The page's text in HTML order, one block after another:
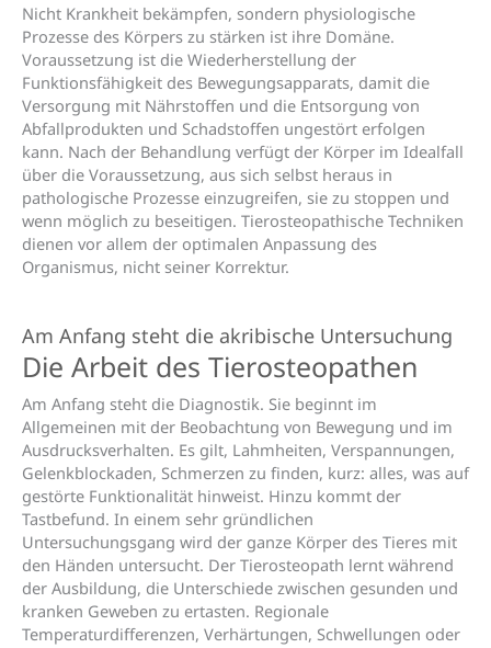
Nicht Krankheit bekämpfen, sondern physiologische
Prozesse des Körpers zu stärken ist ihre Domäne.
Voraussetzung ist die Wiederherstellung der
Funktionsfähigkeit des Bewegungsapparats, damit die
Versorgung mit Nährstoffen und die Entsorgung von
Abfallprodukten und Schadstoffen ungestört erfolgen
kann. Nach der Behandlung verfügt der Körper im Idealfall
über die Voraussetzung, aus sich selbst heraus in
pathologische Prozesse einzugreifen, sie zu stoppen und
wenn möglich zu beseitigen. Tierosteopathische Techniken
dienen vor allem der optimalen Anpassung des
Organismus, nicht seiner Korrektur.
Am Anfang steht die akribische Untersuchung
Die Arbeit des Tierosteopathen
Am Anfang steht die Diagnostik. Sie beginnt im
Allgemeinen mit der Beobachtung von Bewegung und im
Ausdrucksverhalten. Es gilt, Lahmheiten, Verspannungen,
Gelenkblockaden, Schmerzen zu finden, kurz: alles, was auf
gestörte Funktionalität hinweist. Hinzu kommt der
Tastbefund. In einem sehr gründlichen
Untersuchungsgang wird der ganze Körper des Tieres mit
den Händen untersucht. Der Tierosteopath lernt während
der Ausbildung, die Unterschiede zwischen gesunden und
kranken Geweben zu ertasten. Regionale
Temperaturdifferenzen, Verhärtungen, Schwellungen oder